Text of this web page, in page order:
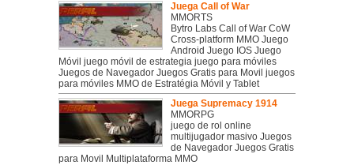
Juega Call of War
MMORTS
Bytro Labs Call of War CoW
Cross-platform MMO Juego
Android Juego IOS Juego
Móvil juego móvil de estrategia juego para móviles
Juegos de Navegador Juegos Gratis para Movil juegos
para móviles MMO de Estratégia Móvil y Tablet
Juega Supremacy 1914
MMORPG
juego de rol online
multijugador masivo Juegos
de Navegador Juegos Gratis
para Movil Multiplataforma MMO